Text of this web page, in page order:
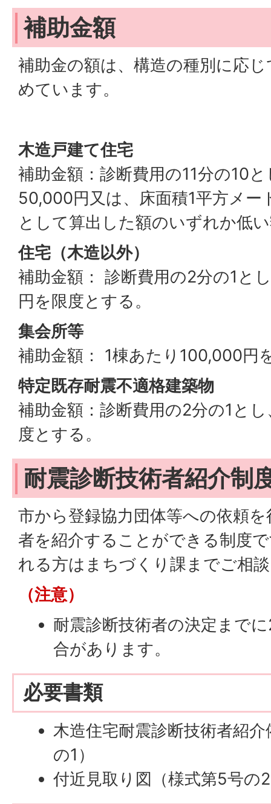
補助金額
補助金の額は、構造の種別に応
めています。
木造戸建て住宅
補助金額：診断費用の11分の10
50,000円又は、床面積1平方メー
として算出した額のいずれか低
住宅（木造以外）
補助金額： 診断費用の2分の1と
円を限度とする。
集会所等
補助金額： 1棟あたり100,000円
特定既存耐震不適格建築物
補助金額：診断費用の2分の1と
度とする。
耐震診断技術者紹介制
市から登録協力団体等への依頼
者を紹介することができる制度
れる方はまちづくり課までご相
（注意）
耐震診断技術者の決定まで
合があります。
必要書類
木造住宅耐震診断技術者紹
の1）
付近見取り図（様式第5号の